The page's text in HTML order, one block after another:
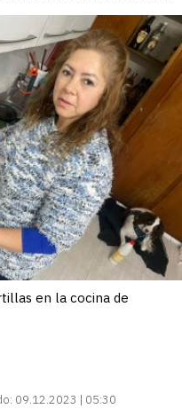
en la cocina de
09.12.2023 | 05:30